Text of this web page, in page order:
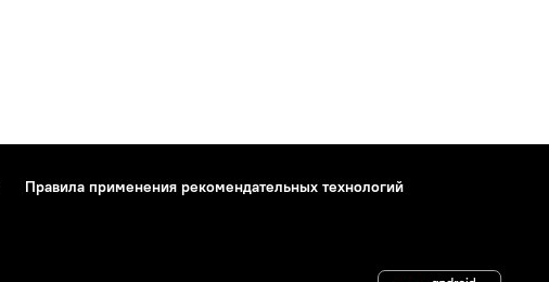
Правила применения рекомендательных технологий